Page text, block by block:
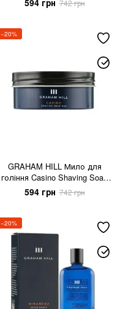
вугіллям
594 грн 742 грн
−20%
GRAHAM HILL Мило для
гоління Casino Shaving Soap
Bar
594 грн 742 грн
−20%